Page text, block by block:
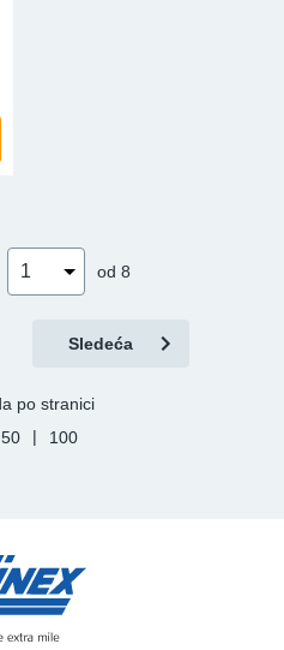
od 8
Sledeća
po stranici
50 | 100